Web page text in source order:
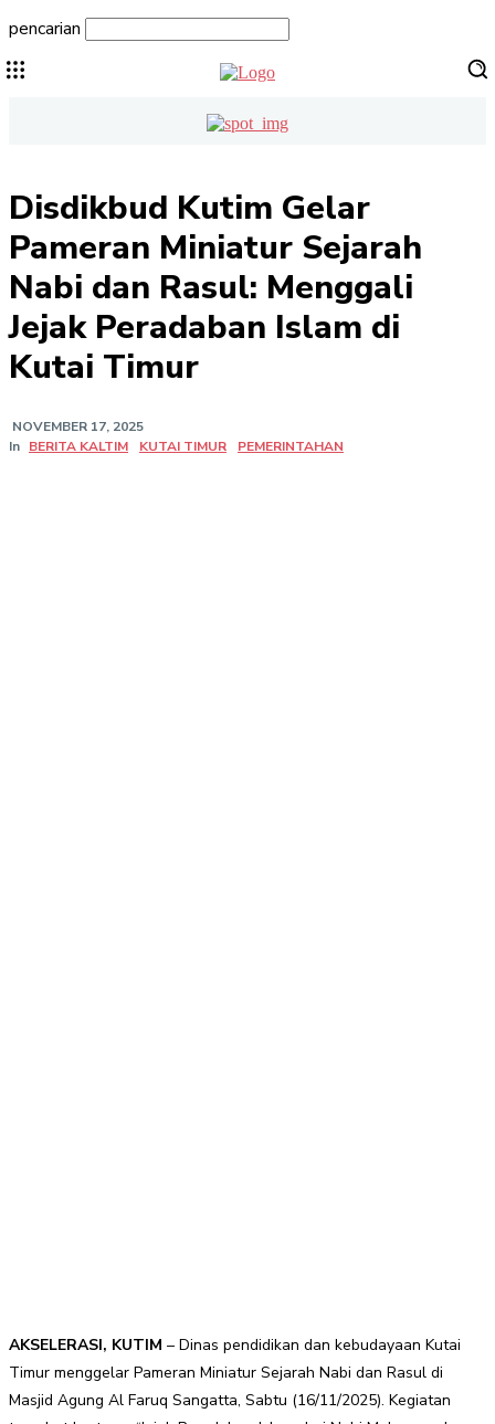
pencarian
Disdikbud Kutim Gelar
Pameran Miniatur Sejarah
Nabi dan Rasul: Menggali
Jejak Peradaban Islam di
Kutai Timur
NOVEMBER 17, 2025
In BERITA KALTIM KUTAI TIMUR PEMERINTAHAN
AKSELERASI, KUTIM – Dinas pendidikan dan kebudayaan Kutai
Timur menggelar Pameran Miniatur Sejarah Nabi dan Rasul di
Masjid Agung Al Faruq Sangatta, Sabtu (16/11/2025). Kegiatan